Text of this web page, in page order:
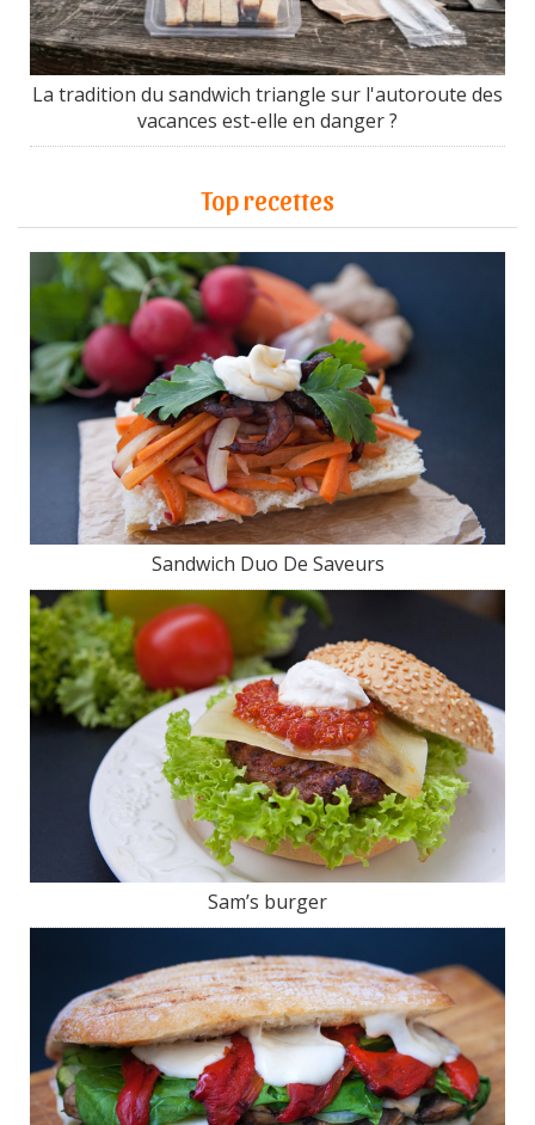
La tradition du sandwich triangle sur l'autoroute des
vacances est-elle en danger ?
Top recettes
Sandwich Duo De Saveurs
Sam’s burger